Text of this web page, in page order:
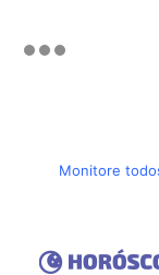
Monitore